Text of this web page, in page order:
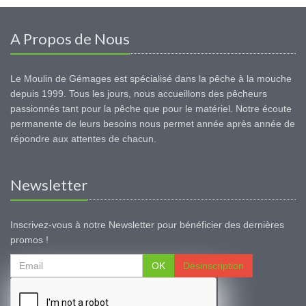
A Propos de Nous
Le Moulin de Gémages est spécialisé dans la pêche à la mouche
depuis 1999. Tous les jours, nous accueillons des pêcheurs
passionnés tant pour la pêche que pour le matériel. Notre écoute
permanente de leurs besoins nous permet année après année de
répondre aux attentes de chacun.
Newsletter
Inscrivez-vous à notre Newsletter pour bénéficier des dernières
promos !
OK Désinscription